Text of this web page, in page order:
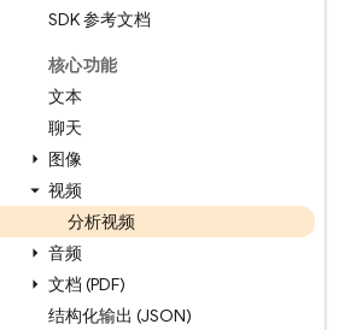
SDK 参考文档
核心功能
文本
聊天
图像
视频
分析视频
音频
文档 (PDF)
结构化输出 (JSON)